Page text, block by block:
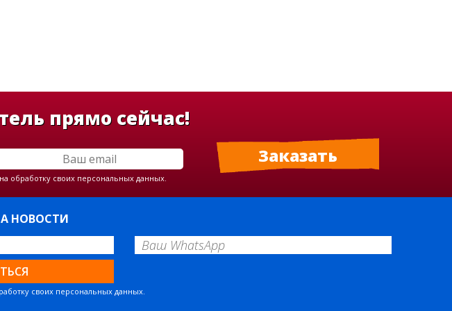
прямо сейчас!
обработку своих персональных данных.
НОВОСТИ
своих персональных данных.